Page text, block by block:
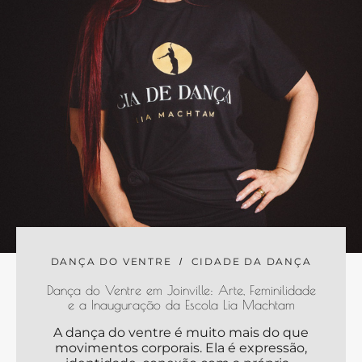
DANÇA DO VENTRE CIDADE DA DANÇA
Dança do Ventre em Joinville: Arte, Feminilidade
e a Inauguração da Escola Lia Machtam
A dança do ventre é muito mais do que
movimentos corporais. Ela é expressão,